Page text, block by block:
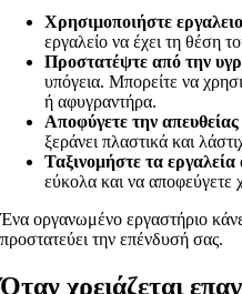
Χρησιμοποιήστε
εργαλείο να έχει τη θέση
Προστατέψτε από την
υπόγεια. Μπορείτε να
ή αφυγραντήρα.
Αποφύγετε την
ξεράνει πλαστικά και
Ταξινομήστε τα εργαλεία
εύκολα και να αποφεύγετε
Ένα οργανωμένο εργαστήριο
προστατεύει την επένδυσή σας.
Όταν χρειάζεται